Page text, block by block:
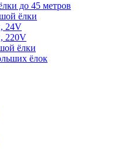
до 45 метров
ёлки
24V
220V
ёлки
ёлок